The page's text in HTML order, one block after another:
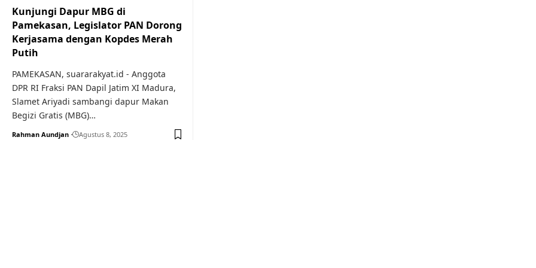
Kunjungi Dapur MBG di
Pamekasan, Legislator PAN Dorong
Kerjasama dengan Kopdes Merah
Putih
PAMEKASAN, suararakyat.id - Anggota
DPR RI Fraksi PAN Dapil Jatim XI Madura,
Slamet Ariyadi sambangi dapur Makan
Begizi Gratis (MBG)…
Rahman Aundjan Agustus 8, 2025